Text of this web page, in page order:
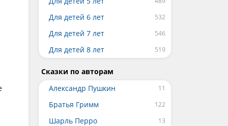
Для детей 6 лет
Для детей 7 лет
Для детей 8 лет
Сказки по авторам
Александр Пушкин
Братья Гримм
Шарль Перро